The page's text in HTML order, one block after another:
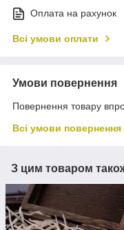
Оплата на рахунок
Всі умови оплати
Умови повернення
Повернення товару
Всі умови повернення
З цим товаром